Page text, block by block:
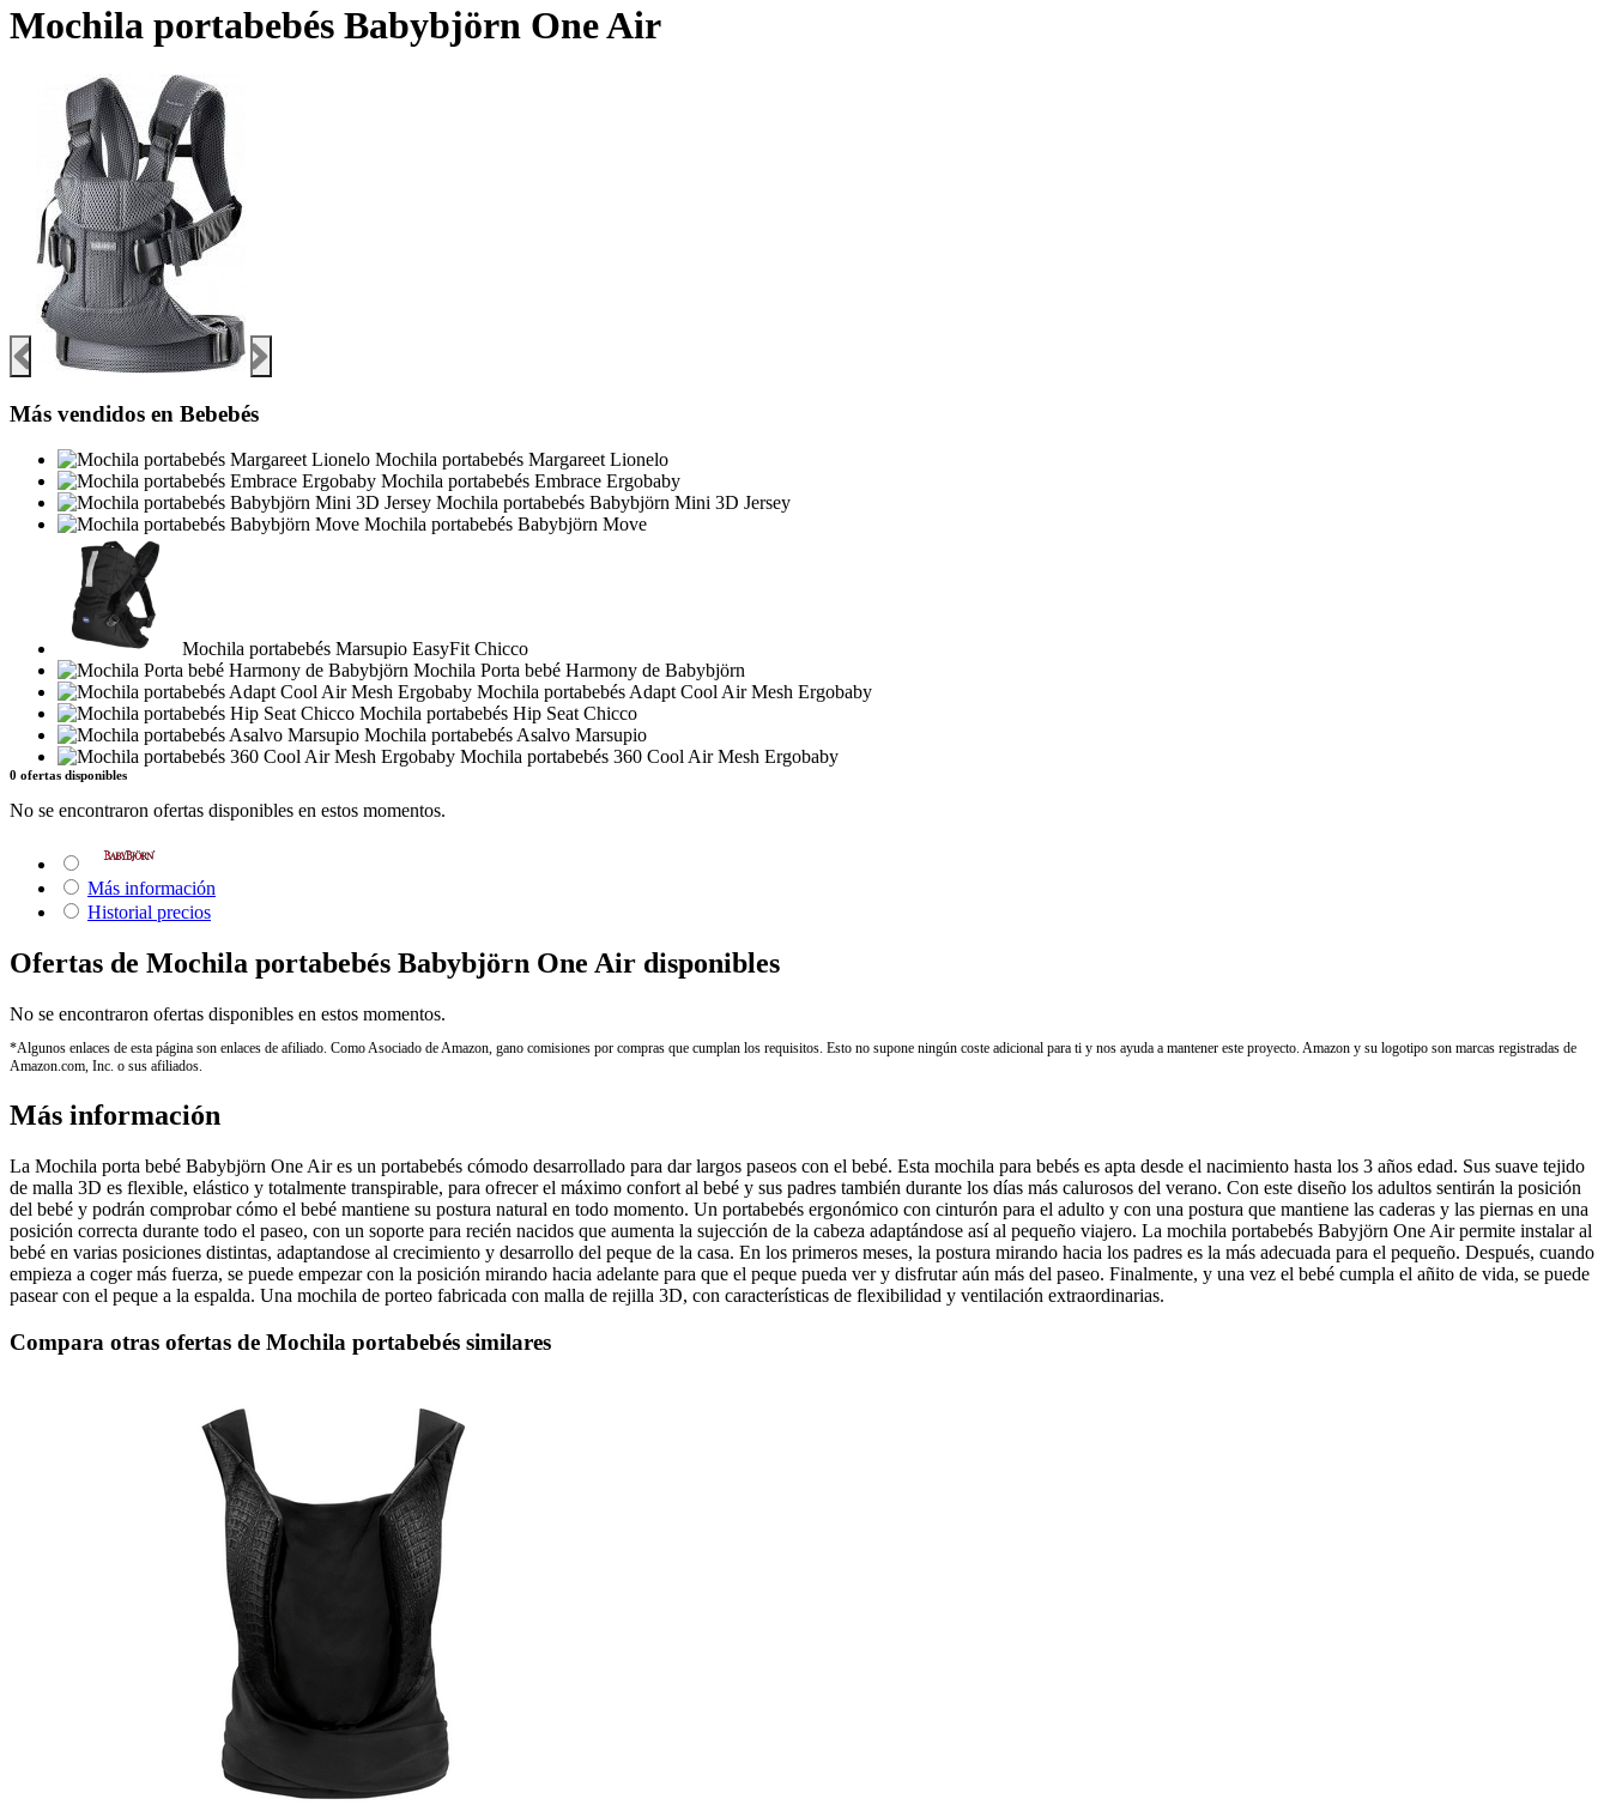
Mochila portabebés Babybjörn One Air
Más vendidos en Bebebés
Mochila portabebés Margareet Lionelo
Mochila portabebés Embrace Ergobaby
Mochila portabebés Babybjörn Mini 3D Jersey
Mochila portabebés Babybjörn Move
Mochila portabebés Marsupio EasyFit Chicco
Mochila Porta bebé Harmony de Babybjörn
Mochila portabebés Adapt Cool Air Mesh Ergobaby
Mochila portabebés Hip Seat Chicco
Mochila portabebés Asalvo Marsupio
Mochila portabebés 360 Cool Air Mesh Ergobaby
0 ofertas disponibles
No se encontraron ofertas disponibles en estos momentos.
Más información
Historial precios
Ofertas de Mochila portabebés Babybjörn One Air disponibles
No se encontraron ofertas disponibles en estos momentos.
*Algunos enlaces de esta página son enlaces de afiliado. Como Asociado de Amazon, gano comisiones por compras que cumplan los requisitos. Esto no supone ningún coste adicional para ti y nos ayuda a mantener este proyecto. Amazon y su logotipo son marcas registradas de
Amazon.com, Inc. o sus afiliados.
Más información
La Mochila porta bebé Babybjörn One Air es un portabebés cómodo desarrollado para dar largos paseos con el bebé. Esta mochila para bebés es apta desde el nacimiento hasta los 3 años edad. Sus suave tejido
de malla 3D es flexible, elástico y totalmente transpirable, para ofrecer el máximo confort al bebé y sus padres también durante los días más calurosos del verano. Con este diseño los adultos sentirán la posición
del bebé y podrán comprobar cómo el bebé mantiene su postura natural en todo momento. Un portabebés ergonómico con cinturón para el adulto y con una postura que mantiene las caderas y las piernas en una
posición correcta durante todo el paseo, con un soporte para recién nacidos que aumenta la sujección de la cabeza adaptándose así al pequeño viajero. La mochila portabebés Babyjörn One Air permite instalar al
bebé en varias posiciones distintas, adaptandose al crecimiento y desarrollo del peque de la casa. En los primeros meses, la postura mirando hacia los padres es la más adecuada para el pequeño. Después, cuando
empieza a coger más fuerza, se puede empezar con la posición mirando hacia adelante para que el peque pueda ver y disfrutar aún más del paseo. Finalmente, y una vez el bebé cumpla el añito de vida, se puede
pasear con el peque a la espalda. Una mochila de porteo fabricada con malla de rejilla 3D, con características de flexibilidad y ventilación extraordinarias.
Compara otras ofertas de Mochila portabebés similares